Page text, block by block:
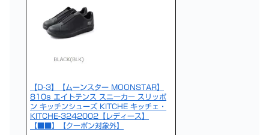
【D-3】【ムーンスター MOONSTAR】
810s エイトテンス スニーカー スリッポ
ン キッチンシューズ KITCHE キッチェ・
KITCHE-3242002【レディース】
【■■】【クーポン対象外】